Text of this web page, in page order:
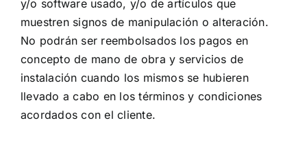
y/o software usado, y/o de artículos que
muestren signos de manipulación o alteración.
No podrán ser reembolsados los pagos en
concepto de mano de obra y servicios de
instalación cuando los mismos se hubieren
llevado a cabo en los términos y condiciones
acordados con el cliente.